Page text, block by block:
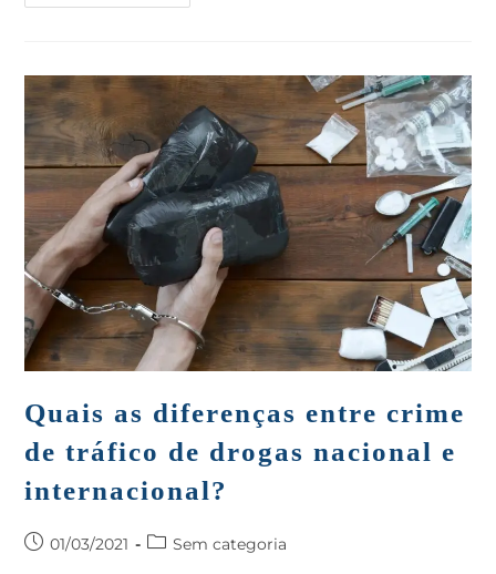
Quais as diferenças entre crime
de tráfico de drogas nacional e
internacional?
01/03/2021 Sem categoria